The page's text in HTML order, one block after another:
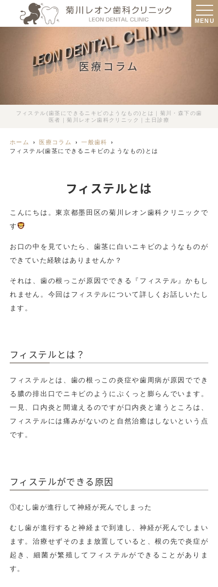
MENU
医療コラム
フィステル(歯茎にできるニキビのようなもの)とは｜菊川・森下の歯
医者｜菊川レオン歯科クリニック｜土日診療
ホーム 医療コラム
一般歯科
フィステル(歯茎にできるニキビのようなもの)とは
フィステルとは
こんにちは。東京都墨田区の菊川レオン歯科クリニックで
す
お口の中を見ていたら、歯茎に白いニキビのようなものが
できていた経験はありませんか？
それは、歯の根っこが原因でできる『フィステル』かもし
れません。今回はフィステルについて詳しくお話しいたし
ます。
フィステルとは？
フィステルとは、歯の根っこの炎症や歯周病が原因ででき
る膿の排出口でニキビのようにぷくっと膨らんでいます。
一見、口内炎と間違えるのですが口内炎と違うところは、
フィステルには痛みがないのと自然治癒はしないという点
です。
フィステルができる原因
①むし歯が進行して神経が死んでしまった
むし歯が進行すると神経まで到達し、神経が死んでしまい
ます。治療せずそのまま放置していると、根の先で炎症が
起き、細菌が繁殖してフィステルができることがありま
す。